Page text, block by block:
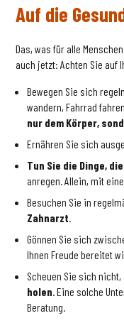
Auf die
Das, was für alle
auch jetzt: Achten Sie auf
Bewegen Sie sich
wandern, Fahrrad
nur dem Körper,
Ernähren Sie sich
Tun Sie die Dinge,
anregen. Allein, mit
Besuchen Sie in
Zahnarzt
Gönnen Sie sich
Ihnen Freude bereitet
Scheuen Sie sich nicht,
holen . Eine solche
Beratung.